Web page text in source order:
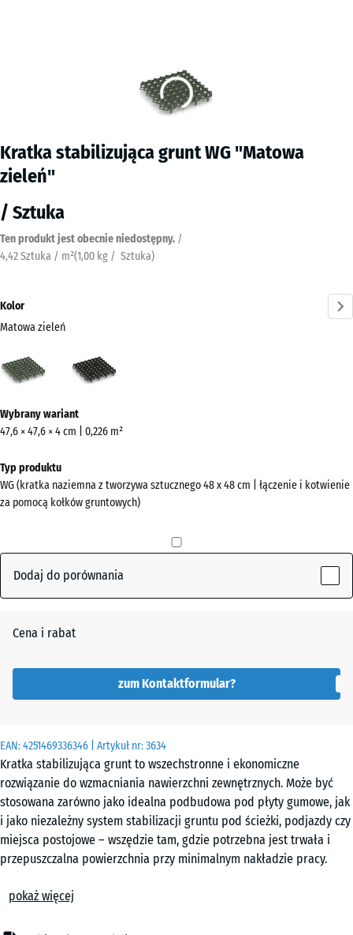
Kratka stabilizująca grunt WG "Matowa
zieleń"
/ Sztuka
Ten produkt jest obecnie niedostępny. /
4,42 Sztuka / m²(1,00 kg / Sztuka)
EAN:4251469336346 | Artykuł nr:3634
Kratka stabilizująca grunt to wszechstronne i ekonomiczne
rozwiązanie do wzmacniania nawierzchni zewnętrznych. Może być
stosowana zarówno jako idealna podbudowa pod płyty gumowe, jak
i jako niezależny system stabilizacji gruntu pod ścieżki, podjazdy czy
miejsca postojowe – wszędzie tam, gdzie potrzebna jest trwała i
przepuszczalna powierzchnia przy minimalnym nakładzie pracy.
można układać bezpośrednio na gruncie rodzimym, na warstwie
pokaż więcej
Kolor
Matowa zieleń
zieleń
informacji
o
kolorach?
Pokaż
paletę
zieleń(active)
Matowa
Wybrany wariant
47,6 × 47,6 × 4 cm | 0,226 m²
Typ produktu
WG (kratka naziemna z tworzywa sztucznego 48 x 48 cm | łączenie i kotwienie
za pomocą kołków gruntowych)
Dodaj do porównania
Cena i rabat
zum Kontaktformular?